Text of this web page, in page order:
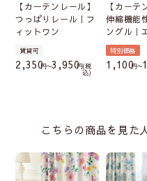
【カーテンレール】
つっぱりレール｜フ
ィットワン
賃貸可
2,350 〜3,950 税
込
【カーテ
伸縮機能
ングル｜
特別価格
1,100 〜
こちらの商品を見た